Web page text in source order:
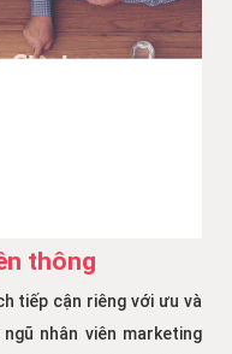
thông
tiếp cận riêng với ưu và
nhân viên marketing